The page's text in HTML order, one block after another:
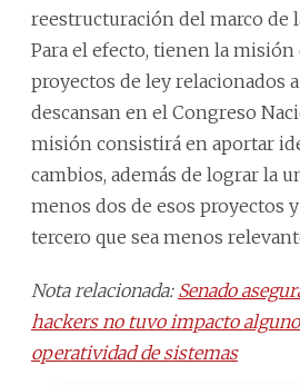
reestructuración del marco de
Para el efecto, tienen la
proyectos de ley relacionados
descansan en el Congreso
misión consistirá en aportar
cambios, además de lograr la
menos dos de esos proyectos
tercero que sea menos
Nota relacionada: Senado
hackers no tuvo impacto
operatividad de sistemas